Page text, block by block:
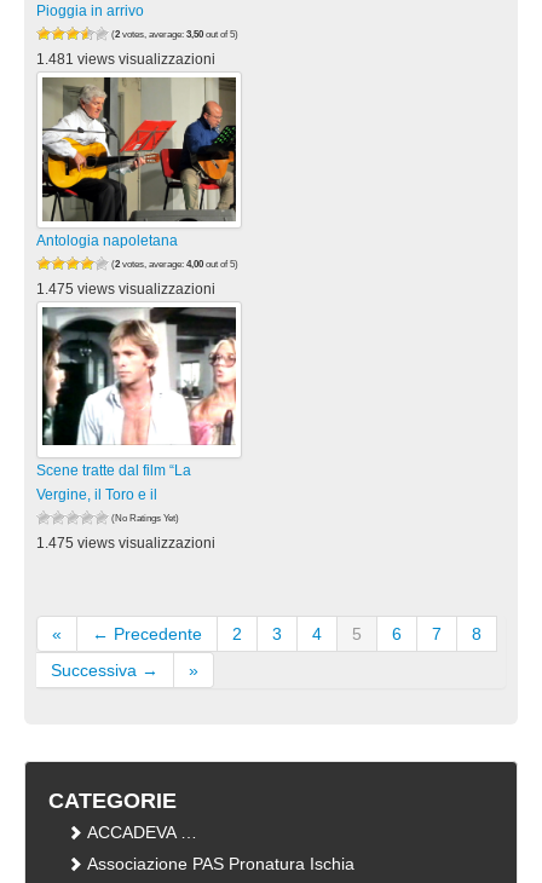
Pioggia in arrivo
(2 votes, average: 3,50 out of 5)
1.481 views visualizzazioni
Antologia napoletana
(2 votes, average: 4,00 out of 5)
1.475 views visualizzazioni
Scene tratte dal film “La
Vergine, il Toro e il
(No Ratings Yet)
1.475 views visualizzazioni
« ← Precedente 2 3 4 5 6 7
8
Successiva →
»
CATEGORIE
ACCADEVA …
Associazione PAS Pronatura Ischia